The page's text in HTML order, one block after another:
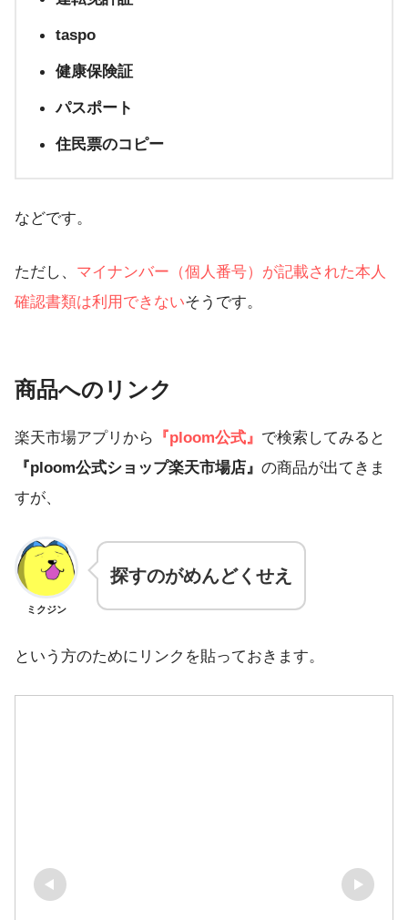
taspo
健康保険証
パスポート
住民票のコピー
などです。
ただし、 マイナンバー（個人番号）が記載された本人
確認書類は利用できないそうです。
商品へのリンク
楽天市場アプリから 『ploom公式』 で検索してみると
『ploom公式ショップ楽天市場店』 の商品が出てきま
すが、
ミクジン
探すのがめんどくせえ
という方のためにリンクを貼っておきます。